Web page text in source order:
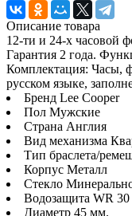
Описание товара
12-ти и 24-х часовой
Гарантия 2 года.
Комплектация: Часы,
русском языке,
Бренд Lee Cooper
Пол Мужские
Страна Англия
Вид механизма
Тип браслета/
Корпус Металл
Стекло
Водозащита WR 30
Диаметр 45 мм.